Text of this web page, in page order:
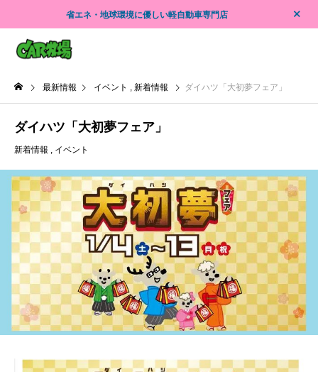
省エネ・地球環境に優しい軽自動車専門店
最新情報 イベント 新着情報 ダイハツ「大初夢フェア」
ダイハツ「大初夢フェア」
新着情報 イベント